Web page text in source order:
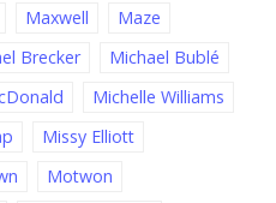
Maxwell
Maze
Brecker
Michael Bublé
Michelle Williams
Missy Elliott
Motwon